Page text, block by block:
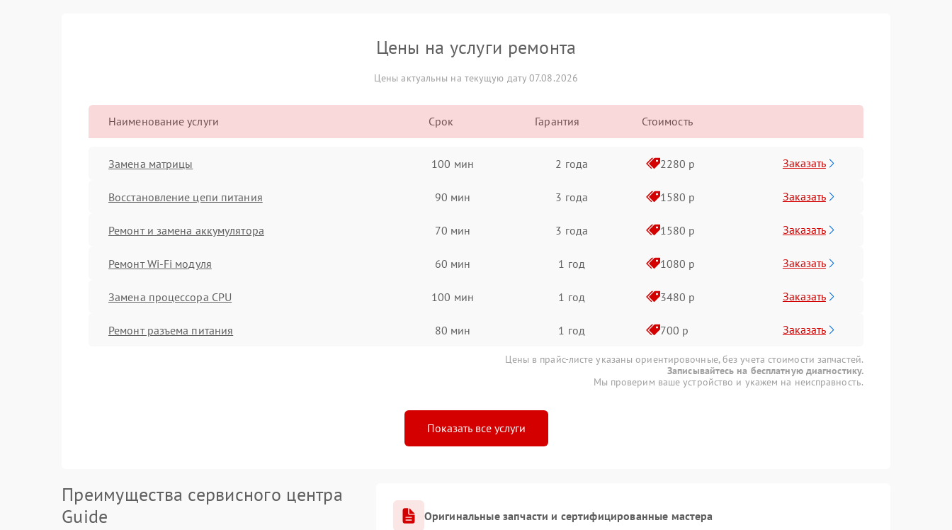
Цены на услуги ремонта
Цены актуальны на текущую дату 07.08.2026
Наименование услуги Срок Гарантия Стоимость
Замена матрицы 100 мин 2 года 2280 р Заказать
Восстановление цепи питания 90 мин 3 года 1580 р Заказать
Ремонт и замена аккумулятора 70 мин 3 года 1580 р Заказать
Ремонт Wi-Fi модуля 60 мин 1 год 1080 р Заказать
Замена процессора CPU 100 мин 1 год 3480 р Заказать
Ремонт разъема питания 80 мин 1 год 700 р Заказать
Цены в прайс-листе указаны ориентировочные, без учета стоимости запчастей.
Записывайтесь на бесплатную диагностику.
Мы проверим ваше устройство и укажем на неисправность.
Показать все услуги
Преимущества сервисного центра
Guide
Оригинальные запчасти и сертифицированные мастера